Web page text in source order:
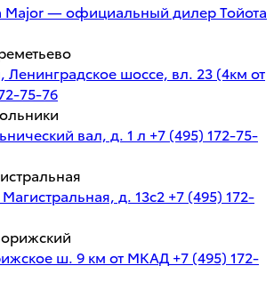
Major — официальный дилер Тойота
Ленинградское шоссе, вл. 23 (4км от
75-76
вал, д. 1 л +7 (495) 172-75-
д. 13с2 +7 (495) 172-
ш. 9 км от МКАД +7 (495) 172-